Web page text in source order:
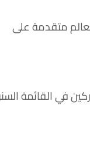
السورية نسرين طافش بين الأسماء لتحتل المركز ال79 بين جميلات العالم متقدمة على
المشاركين في القائمة